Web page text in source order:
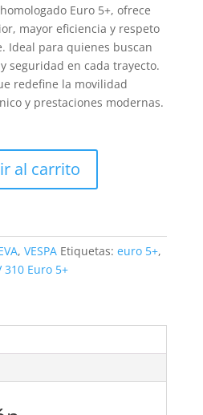
Euro 5+, ofrece
mayor eficiencia y respeto
Ideal para quienes buscan
seguridad en cada trayecto.
redefine la movilidad
y prestaciones modernas.
al carrito
, VESPA Etiquetas: euro 5+,
310 Euro 5+